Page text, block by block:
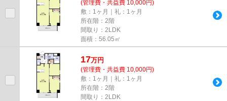
(管理費・共益費 10,000円)
敷：1ヶ月｜礼：1ヶ月
所在階：2階
間取り：2LDK
面積：56.05㎡
17万円
(管理費・共益費 10,000円)
敷：1ヶ月｜礼：1ヶ月
所在階：2階
間取り：2LDK